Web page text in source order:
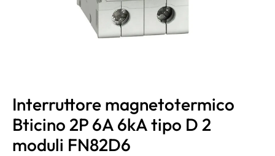
Interruttore magnetotermico
Bticino 2P 6A 6kA tipo D 2
moduli FN82D6